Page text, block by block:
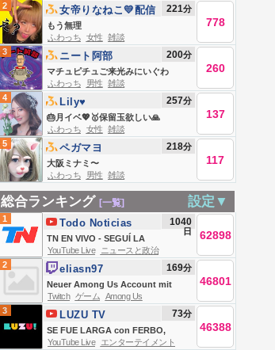
2
もう無理
女帝りなねこ💛配信
復活
221分
778
ふわっち 女性 雑談
3
マチュピチュご来光みにいぐわ
ニート阿部 200分
260
ふわっち 男性 雑談
4
🎂月イベ💖🥇保留玉欲しい🙏
Lily♥️ 257分
137
ふわっち 女性 雑談
5
大阪ミナミ〜
ペガマヨ 218分
117
ふわっち 男性 雑談
総合ランキング [一覧] 設定▼
1
TN EN VIVO - SEGUÍ LA
TRANSMISIÓN EN VIVO DE TODO
NOTICIAS
Todo Noticias 1040
日 62898
YouTube Live
ニュースと政治
2
Neuer Among Us Account mit
fatalem Squad🔥 | !iconleague
!doku !eligella !gaming
eliasn97 169分
46801
Twitch ゲーム Among Us
3
SE FUE LARGA con FERBO,
LUCAS LEZIN, BELU NEGRI, DOMI
LUZU TV 73分
46388
YouTube Live
エンターテイメント